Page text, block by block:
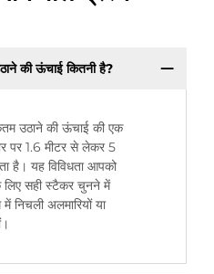
की ऊंचाई कितनी है?
उठाने की ऊंचाई की एक
पर 1.6 मीटर से लेकर 5
है। यह विविधता आपको
सही स्टैकर चुनने में
निचली अलमारियों या